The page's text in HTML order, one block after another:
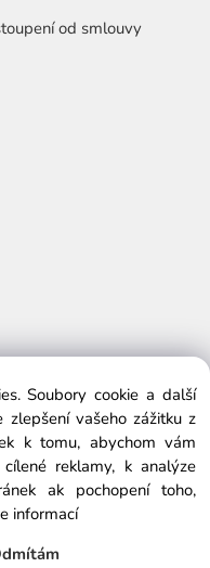
od smlouvy
All rights reserved
Soubory cookie a další
zlepšení vašeho zážitku z
k tomu, abychom vám
reklamy, k analýze
ak pochopení toho,
informací